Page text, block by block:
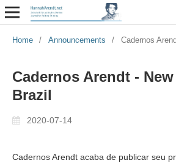
Home / Announcements / Cadernos
Cadernos Arendt -
Brazil
2020-07-14
Cadernos Arendt acaba de publicar seu